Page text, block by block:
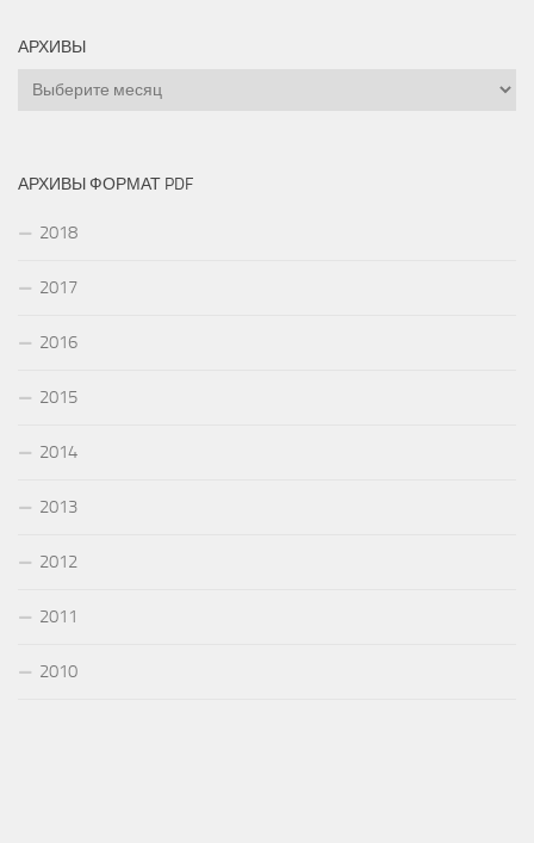
АРХИВЫ
Архивы
АРХИВЫ ФОРМАТ PDF
2018
2017
2016
2015
2014
2013
2012
2011
2010